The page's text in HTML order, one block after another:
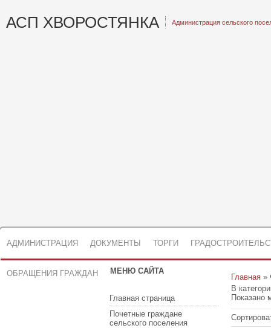
АСП ХВОРОСТЯНКА Администрация сельского
АДМИНИСТРАЦИЯ ДОКУМЕНТЫ ТОРГИ
ОБРАЩЕНИЯ ГРАЖДАН МЕНЮ САЙТА
Главная страница
Почетные граждане
сельского поселения
Главная »
В
Показано